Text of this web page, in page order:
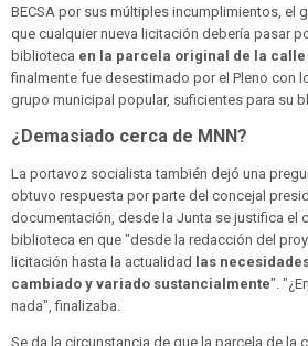
BECSA por sus múltiples incumplimientos, el
que cualquier nueva licitación debería pasar
biblioteca en la parcela original de la calle
finalmente fue desestimado por el Pleno con
grupo municipal popular, suficientes para su
¿Demasiado cerca de MNN?
La portavoz socialista también dejó una
obtuvo respuesta por parte del concejal
documentación, desde la Junta se justifica el
biblioteca en que "desde la redacción del
licitación hasta la actualidad
las
cambiado y variado sustancialmente".
nada", finalizaba.
Se da la circunstancia de que la parcela de la